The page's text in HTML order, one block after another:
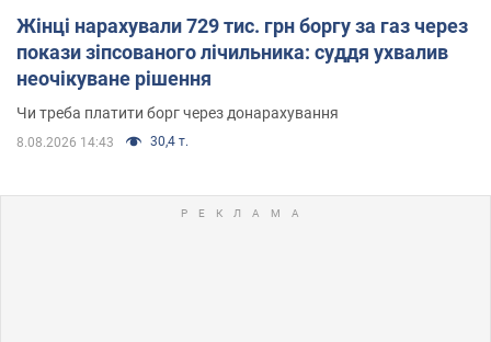
Жінці нарахували 729 тис. грн боргу за газ через
покази зіпсованого лічильника: суддя ухвалив
неочікуване рішення
Чи треба платити борг через донарахування
8.08.2026 14:43 30,4 т.